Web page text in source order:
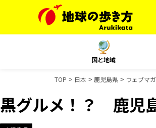
国と地域
TOP 日本 鹿児島県 ウェブマ
黒グルメ！？ 鹿児